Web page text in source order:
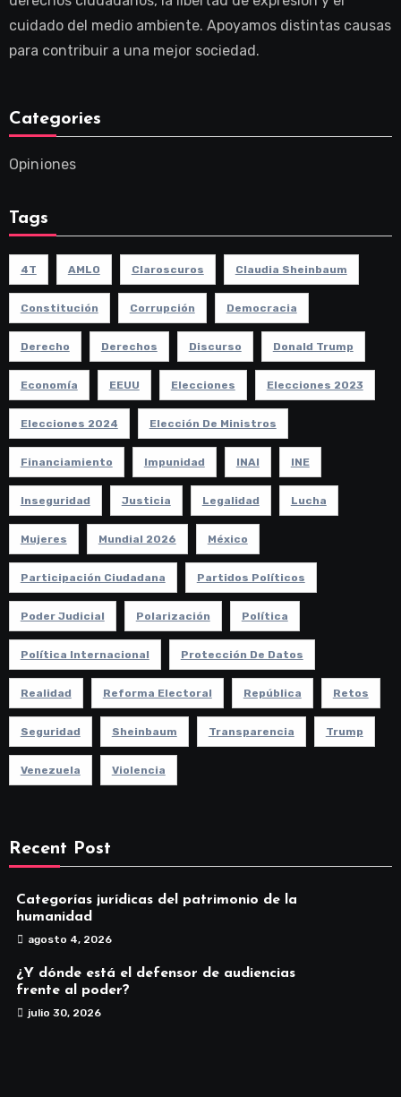
cuidado del medio ambiente. Apoyamos distintas causas
para contribuir a una mejor sociedad.
Categories
Opiniones
Tags
4T AMLO Claroscuros Claudia Sheinbaum
Constitución Corrupción Democracia
Derecho Derechos Discurso Donald Trump
Economía EEUU Elecciones Elecciones 2023
Elecciones 2024 Elección De Ministros
Financiamiento Impunidad INAI INE
Inseguridad Justicia Legalidad Lucha
Mujeres Mundial 2026 México
Participación Ciudadana Partidos Políticos
Poder Judicial Polarización Política
Política Internacional Protección De Datos
Realidad Reforma Electoral República Retos
Seguridad Sheinbaum Transparencia Trump
Venezuela Violencia
Recent Post
Categorías jurídicas del patrimonio de la
humanidad
agosto 4, 2026
¿Y dónde está el defensor de audiencias
frente al poder?
julio 30, 2026